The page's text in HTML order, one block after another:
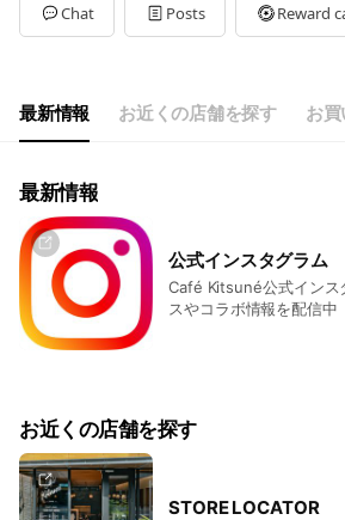
Chat Posts Reward
最新情報 お近くの店舗を探す お
最新情報
公式インスタグラム
Café Kitsuné公式インス
スやコラボ情報を配信中
お近くの店舗を探す
STORE LOCATOR